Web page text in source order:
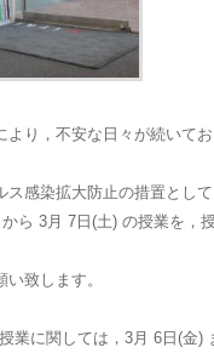
り，不安な日々が続いてお
ス感染拡大防止の措置とし
ら 3月 7日(土) の授業を，
致します。
業に関しては，3月 6日(金)